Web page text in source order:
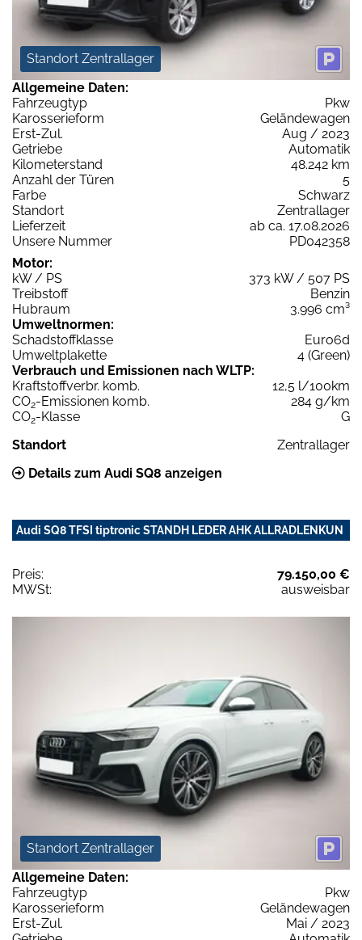
Standort Zentrallager
Allgemeine Daten:
Fahrzeugtyp
Pkw
Karosserieform
Geländewagen
Erst-Zul.
Aug / 2023
Getriebe
Automatik
Kilometerstand
48.242 km
Anzahl der Türen
5
Farbe
Schwarz
Standort
Zentrallager
Lieferzeit
ab ca. 17.08.2026
Unsere Nummer
PD042358
Motor:
kW / PS
373 kW / 507 PS
Treibstoff
Benzin
Hubraum
3.996 cm³
Umweltnormen:
Schadstoffklasse
Euro6d
Umweltplakette
4 (Green)
Verbrauch und Emissionen nach WLTP:
Kraftstoffverbr. komb.
12,5 l/100km
CO2-Emissionen komb.
284 g/km
CO2-Klasse
G
Standort
Zentrallager
Details zum Audi SQ8 anzeigen
Audi SQ8 TFSI tiptronic STANDH LEDER AHK ALLRADLENKUN
Preis:
79.150,00 €
MWSt:
ausweisbar
Standort Zentrallager
Allgemeine Daten:
Fahrzeugtyp
Pkw
Karosserieform
Geländewagen
Erst-Zul.
Mai / 2023